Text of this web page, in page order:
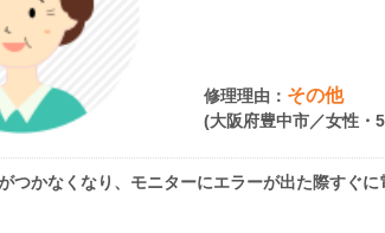
修理理由： その他
(大阪府豊中市／女性・
つかなくなり、モニターにエラーが出た際すぐ